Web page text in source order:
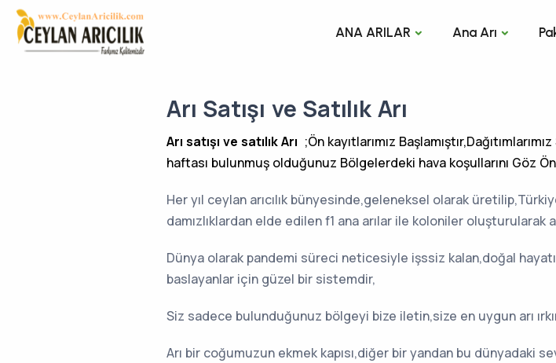
ANA ARILAR Ana Arı
Arı Satışı ve Satılık Arı
Arı satışı ve satılık Arı ;Ön kayıtlarımız
haftası bulunmuş olduğunuz Bölgelerdeki hava koşullarını Göz
Her yıl ceylan arıcılık bünyesinde,geleneksel olarak
damızlıklardan elde edilen f1 ana arılar ile koloniler oluşturularak
Dünya olarak pandemi süreci neticesiyle işssiz kalan,doğal
baslayanlar için güzel bir sistemdir,
Siz sadece bulunduğunuz bölgeyi bize iletin,size en uygun arı
Arı bir coğumuzun ekmek kapısı,diğer bir yandan bu dünyadaki